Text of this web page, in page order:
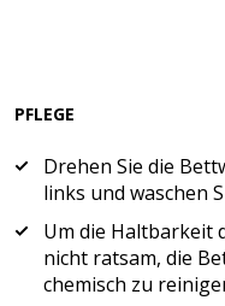
PFLEGE
Drehen Sie die
links und waschen
Um die Haltbarkeit
nicht ratsam, die
chemisch zu